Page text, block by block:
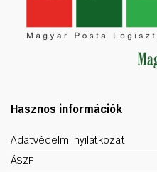
Hasznos információk
Adatvédelmi nyilatkozat
ÁSZF